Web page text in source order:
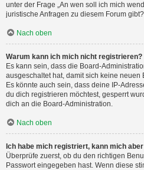
unter der Frage „An wen soll ich mich
juristische Anfragen zu diesem Forum
Nach oben
Warum kann ich mich nicht registrieren?
Es kann sein, dass die Board-
ausgeschaltet hat, damit sich keine
Es könnte auch sein, dass deine IP-
du dich registrieren möchtest, gesperrt
dich an die Board-Administration.
Nach oben
Ich habe mich registriert, kann mich
Überprüfe zuerst, ob du den richtigen
Passwort eingegeben hast. Wenn diese